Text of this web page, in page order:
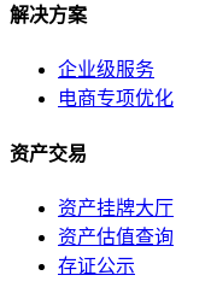
解决方案
企业级服务
电商专项优化
资产交易
资产挂牌大厅
资产估值查询
存证公示